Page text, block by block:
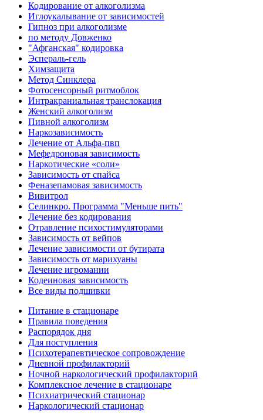
Кодирование от алкоголизма
Иглоукалывание от зависимостей
Гипноз при алкоголизме
по методу Довженко
"Афганская" кодировка
Эспераль-гель
Химзащита
Метод Синклера
Фотосенсорный ритмоблок
Интракраниальная транслокация
Женский алкоголизм
Пивной алкоголизм
Наркозависимость
Лечение от Альфа-пвп
Мефедроновая зависимость
Наркотические «соли»
Зависимость от спайса
Феназепамовая зависимость
Вивитрол
Селинкро. Программа "Меньше пить"
Лечение без кодирования
Отравление психостимуляторами
Зависимость от вейпов
Лечение зависимости от бутирата
Зависимость от марихуаны
Лечение игромании
Кодеиновая зависимость
Все виды подшивки
Питание в стационаре
Правила поведения
Распорядок дня
Для поступления
Психотерапевтическое сопровождение
Дневной профилакторий
Ночной наркологический профилакторий
Комплексное лечение в стационаре
Психиатрический стационар
Наркологический стационар